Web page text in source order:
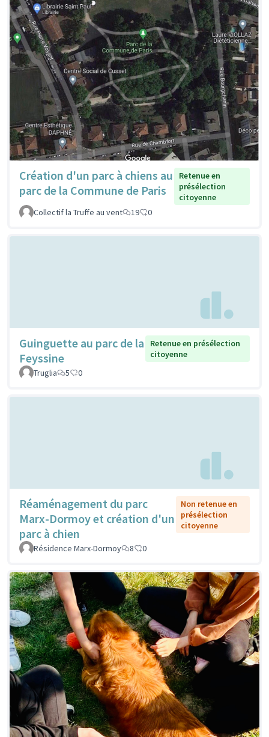
Création d'un parc à chiens au
parc de la Commune de Paris
Retenue en
présélection
citoyenne
Collectif la Truffe au vent
19 0
Guinguette au parc de la
Feyssine
Retenue en présélection
citoyenne
Truglia
5 0
Réaménagement du parc
Marx-Dormoy et création d'un
parc à chien
Non retenue en
présélection
citoyenne
Résidence Marx-Dormoy 8 0